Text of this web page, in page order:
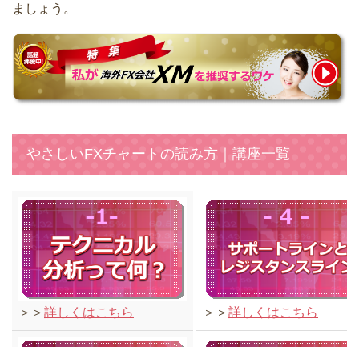
ましょう。
やさしいFXチャートの読み方｜講座一覧
＞＞ 詳しくはこちら ＞＞ 詳しくはこちら